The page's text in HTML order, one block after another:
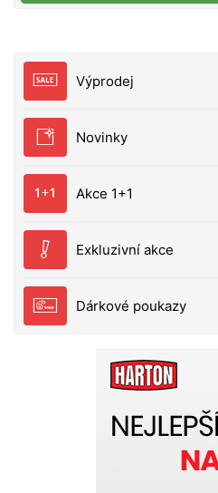
Výprodej
Novinky
Akce 1+1
Exkluzivní akce
Dárkové poukazy